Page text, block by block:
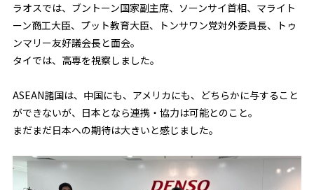
ラオスでは、ブントーン国家副主席、ソーンサイ首相、マライト
ーン商工大臣、プット教育大臣、トンサワン党対外委員長、トゥ
ンマリー友好議会長と面会。
タイでは、高専を視察しました。
ASEAN諸国は、中国にも、アメリカにも、どちらかに与すること
ができないが、日本となら連携・協力は可能とのこと。
まだまだ日本への期待は大きいと感じました。